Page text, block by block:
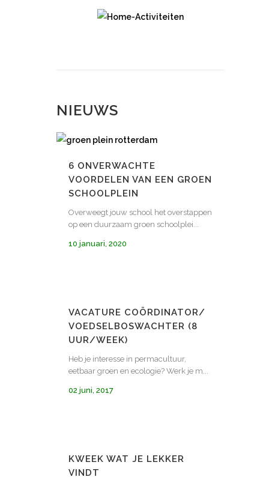
NIEUWS
6 ONVERWACHTE
VOORDELEN VAN EEN GROEN
SCHOOLPLEIN
Overweegt jouw school het overstappen
op een duurzaam groen schoolplei...
10 januari, 2020
VACATURE COÖRDINATOR/
VOEDSELBOSWACHTER (8
UUR/WEEK)
Heb je interesse in permacultuur,
eetbaar groen en ecologie? Werk je m...
02 juni, 2017
KWEEK WAT JE LEKKER
VINDT